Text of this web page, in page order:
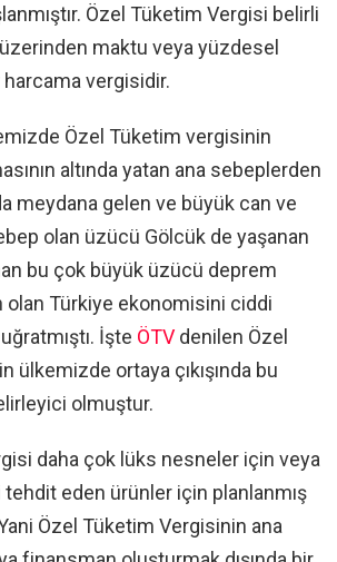
Özel Tüketim Vergisi belirli
maktu veya yüzdesel
vergisidir.
Özel Tüketim vergisinin
altında yatan ana sebeplerden
meydana gelen ve büyük can ve
olan üzücü Gölcük de yaşanan
bu çok büyük üzücü deprem
olan Türkiye ekonomisini ciddi
İşte ÖTV denilen Özel
ülkemizde ortaya çıkışında bu
olmuştur.
daha çok lüks nesneler için veya
tehdit eden ürünler için planlanmış
Özel Tüketim Vergisinin ana